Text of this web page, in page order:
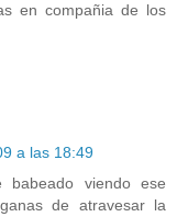
en compañia de los
a las 18:49
viendo ese
de atravesar la